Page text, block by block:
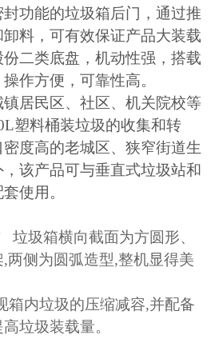
功能的垃圾箱后门，通过推
料，可有效保证产品大装载
二类底盘，机动性强，搭载
作方便，可靠性高。
居民区、社区、机关院校等
塑料桶装垃圾的收集和转
度高的老城区、狭窄街道生
该产品可与垂直式垃圾站和
使用。
垃圾箱横向截面为方圆形、
,两侧为圆弧造型,整机显得美
箱内垃圾的压缩减容,并配备
垃圾装载量。